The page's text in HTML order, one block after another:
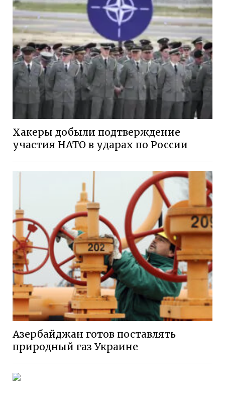
Хакеры добыли подтверждение
участия НАТО в ударах по России
Азербайджан готов поставлять
природный газ Украине